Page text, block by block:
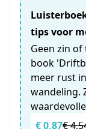
tips voor
Geen zin
book
meer rust
wandeling.
€ 0,87€